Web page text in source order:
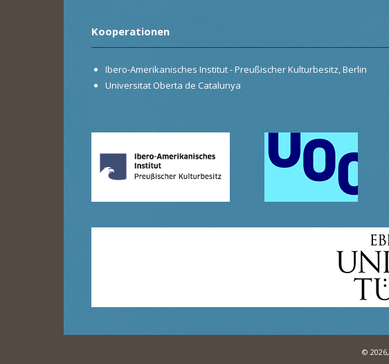
Kooperationen
Ibero-Amerikanisches Institut - Preußischer Kulturbesitz, Berlin
Universitat Oberta de Catalunya
© 2026,